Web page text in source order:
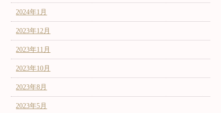
2024年1月
2023年12月
2023年11月
2023年10月
2023年8月
2023年5月